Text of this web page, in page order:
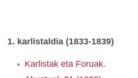
1. karlistaldia (1833-1839)
Karlistak eta Foruak.